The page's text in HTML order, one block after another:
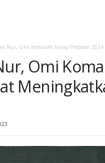
Nur, Omi Komariah Harap Presiden
Omi